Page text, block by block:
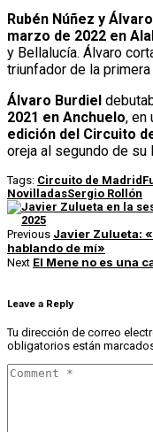
Rubén Núñez y
marzo de 2022 en
y Bellalucía. Álvaro
triunfador de la
Álvaro Burdiel
2021 en Anchuelo, en
edición del Circuito
oreja al segundo de su
Tags: Circuito de Madrid
NovilladasSergio Rollón
Previous Javier Zulueta:
hablando de mí»
Next El Mene no es una
Leave a Reply
Tu dirección de correo
obligatorios están